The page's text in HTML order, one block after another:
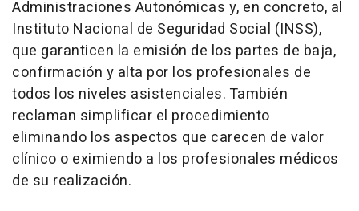
Administraciones Autonómicas y, en concreto, al
Instituto Nacional de Seguridad Social (INSS),
que garanticen la emisión de los partes de baja,
confirmación y alta por los profesionales de
todos los niveles asistenciales. También
reclaman simplificar el procedimiento
eliminando los aspectos que carecen de valor
clínico o eximiendo a los profesionales médicos
de su realización.